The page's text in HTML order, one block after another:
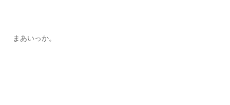
まあいっか。